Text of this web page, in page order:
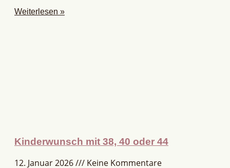
Weiterlesen »
Kinderwunsch mit 38, 40 oder 44
12. Januar 2026 Keine Kommentare